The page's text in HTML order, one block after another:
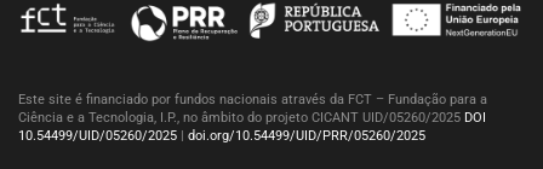
Este site é financiado por fundos nacionais através da FCT – Fundação para a
Ciência e a Tecnologia, I.P., no âmbito do projeto CICANT UID/05260/2025 DOI
10.54499/UID/05260/2025
doi.org/10.54499/UID/PRR/05260/2025